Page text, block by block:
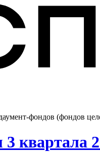
фондов (фондов
квартала